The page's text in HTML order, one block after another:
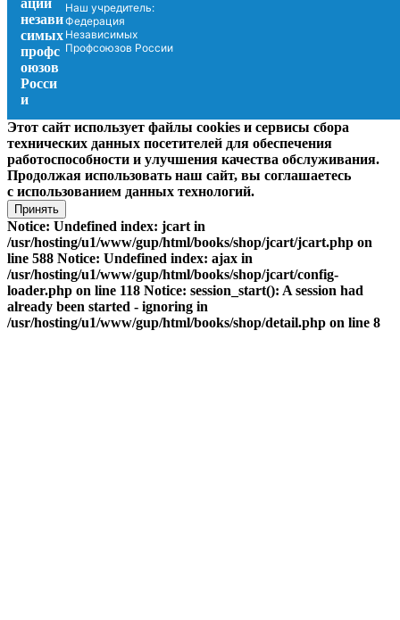
Наш учредитель:
Федерация
Независимых
Профсоюзов России
Этот сайт использует файлы cookies и сервисы сбора
технических данных посетителей для обеспечения
работоспособности и улучшения качества обслуживания.
Продолжая использовать наш сайт, вы соглашаетесь
с использованием данных технологий.
Принять
Notice: Undefined index: jcart in
/usr/hosting/u1/www/gup/html/books/shop/jcart/jcart.php on
line 588 Notice: Undefined index: ajax in
/usr/hosting/u1/www/gup/html/books/shop/jcart/config-
loader.php on line 118 Notice: session_start(): A session had
already been started - ignoring in
/usr/hosting/u1/www/gup/html/books/shop/detail.php on line 8